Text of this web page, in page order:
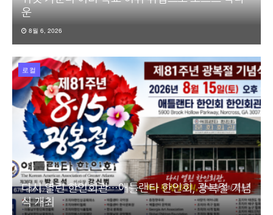
운
8월 6, 2026
로컬
다시 열린 한인회관…애틀랜타 한인회, 광복절 기념
식 개최